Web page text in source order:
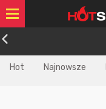
Hot Najnowsze